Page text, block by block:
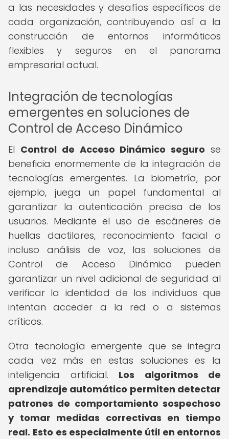
a las necesidades y desafíos específicos de
cada organización, contribuyendo así a la
construcción de entornos informáticos
flexibles y seguros en el panorama
empresarial actual.
Integración de tecnologías
emergentes en soluciones de
Control de Acceso Dinámico
El Control de Acceso Dinámico seguro se
beneficia enormemente de la integración de
tecnologías emergentes. La biometría, por
ejemplo, juega un papel fundamental al
garantizar la autenticación precisa de los
usuarios. Mediante el uso de escáneres de
huellas dactilares, reconocimiento facial o
incluso análisis de voz, las soluciones de
Control de Acceso Dinámico pueden
garantizar un nivel adicional de seguridad al
verificar la identidad de los individuos que
intentan acceder a la red o a sistemas
críticos.
Otra tecnología emergente que se integra
cada vez más en estas soluciones es la
inteligencia artificial. Los algoritmos de
aprendizaje automático permiten detectar
patrones de comportamiento sospechoso
y tomar medidas correctivas en tiempo
real. Esto es especialmente útil en entornos